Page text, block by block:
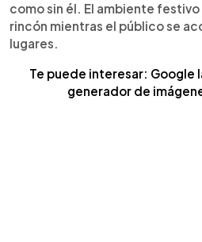
como sin él. El ambiente
rincón mientras el público se
lugares.
Te puede interesar: Google
generador de